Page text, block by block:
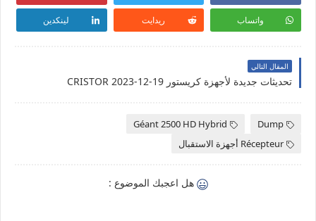
واتساب ريدايت لينكدين
المقال التالي
تحديثات جديدة لأجهزة كريستور CRISTOR 2023-12-19
Dump
Géant 2500 HD Hybrid
Récepteur أجهزة الاستقبال
هل اعجبك الموضوع :